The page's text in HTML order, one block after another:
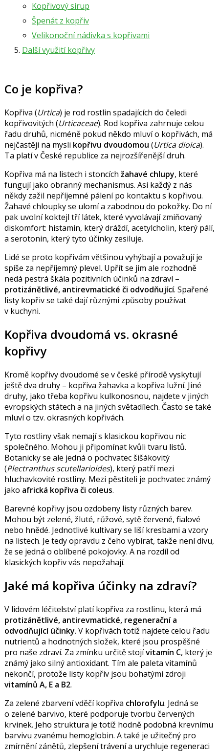
Kopřivový sirup
Špenát z kopřiv
Velikonoční nádivka s kopřivami
Další využití kopřivy
Co je kopřiva?
Kopřiva (Urtica) je rod rostlin spadajících do čeledi
kopřivovitých (Urticaceae). Rod kopřiva zahrnuje celou
řadu druhů, nicméně pokud někdo mluví o kopřivách, má
nejčastěji na mysli kopřivu dvoudomou (Urtica dioica).
Ta platí v České republice za nejrozšířenější druh.
Kopřiva má na listech i stoncích žahavé chlupy, které
fungují jako obranný mechanismus. Asi každý z nás
někdy zažil nepříjemné pálení po kontaktu s kopřivou.
Žahavé chloupky se ulomí a zabodnou do pokožky. Do ní
pak uvolní koktejl tří látek, které vyvolávají zmiňovaný
diskomfort: histamin, který dráždí, acetylcholin, který pálí,
a serotonin, který tyto účinky zesiluje.
Lidé se proto kopřivám většinou vyhýbají a považují je
spíše za nepříjemný plevel. Upřít se jim ale rozhodně
nedá pestrá škála pozitivních účinků na zdraví –
protizánětlivé, antirevmatické či odvodňující. Spařené
listy kopřiv se také dají různými způsoby používat
v kuchyni.
Kopřiva dvoudomá vs. okrasné
kopřivy
Kromě kopřivy dvoudomé se v české přírodě vyskytují
ještě dva druhy – kopřiva žahavka a kopřiva lužní. Jiné
druhy, jako třeba kopřivu kulkonosnou, najdete v jiných
evropských státech a na jiných světadílech. Často se také
mluví o tzv. okrasných kopřivách.
Tyto rostliny však nemají s klasickou kopřivou nic
společného. Mohou ji připomínat kvůli tvaru listů.
Botanicky se ale jedná o pochvatec šišákovitý
(Plectranthus scutellarioides), který patří mezi
hluchavkovité rostliny. Mezi pěstiteli je pochvatec známý
jako africká kopřiva či coleus.
Barevné kopřivy jsou ozdobeny listy různých barev.
Mohou být zelené, žluté, růžové, sytě červené, fialové
nebo hnědé. Jednotlivé kultivary se liší kresbami a vzory
na listech. Je tedy opravdu z čeho vybírat, takže není divu,
že se jedná o oblíbené pokojovky. A na rozdíl od
klasických kopřiv vás nepožahají.
Jaké má kopřiva účinky na zdraví?
V lidovém léčitelství platí kopřiva za rostlinu, která má
protizánětlivé, antirevmatické, regenerační a
odvodňující účinky. V kopřivách totiž najdete celou řadu
nutrientů a hodnotných složek, které jsou prospěšné
pro naše zdraví. Za zmínku určitě stojívitamín C, který je
známý jako silný antioxidant. Tím ale paleta vitamínů
nekončí, protože listy kopřiv jsou bohatými zdroji
vitamínů A, E a B2.
Za zelené zbarvení vděčí kopřiva chlorofylu. Jedná se
o zelené barvivo, které podporuje tvorbu červených
krvinek. Jeho struktura je totiž hodně podobná krevnímu
barvivu zvanému hemoglobin. A také je užitečný pro
zmírnění zánětů, zlepšení trávení a urychluje regeneraci